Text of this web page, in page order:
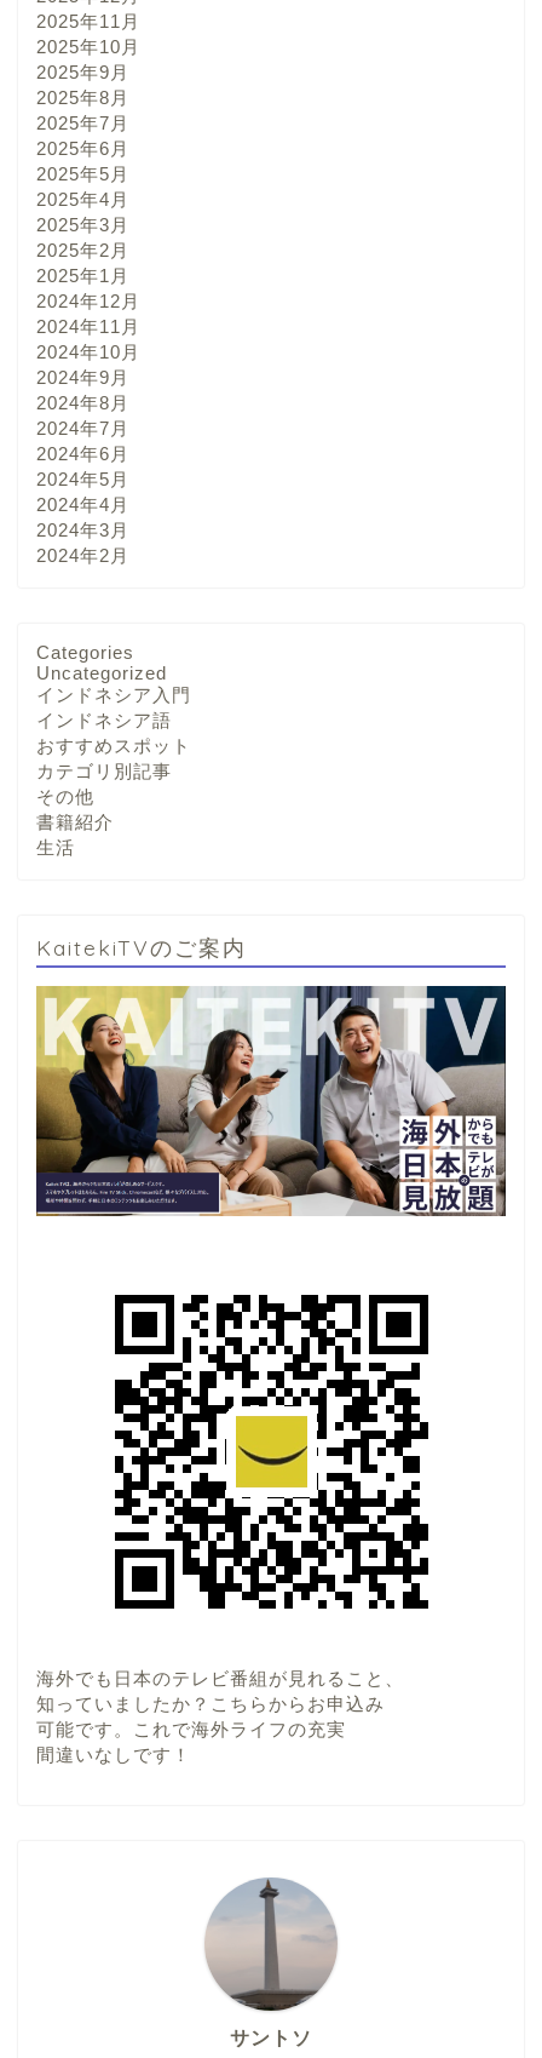
2025年11月
2025年10月
2025年9月
2025年8月
2025年7月
2025年6月
2025年5月
2025年4月
2025年3月
2025年2月
2025年1月
2024年12月
2024年11月
2024年10月
2024年9月
2024年8月
2024年7月
2024年6月
2024年5月
2024年4月
2024年3月
2024年2月
Categories
Uncategorized
インドネシア入門
インドネシア語
おすすめスポット
カテゴリ別記事
その他
書籍紹介
生活
KaitekiTVのご案内
海外でも日本のテレビ番組が見れること、
知っていましたか？こちらからお申込み
可能です。これで海外ライフの充実
間違いなしです！
サントソ